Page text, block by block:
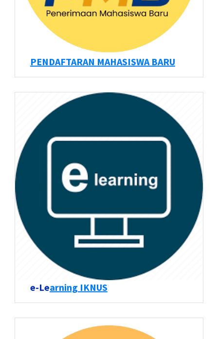
PENDAFTARAN MAHASISWA BARU
e-Learning IKNUS